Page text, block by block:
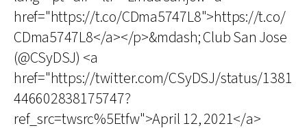
href="https://t.co/CDma5747L8">https://t.co/
CDma5747L8</a></p>&mdash; Club San Jose
(@CSyDSJ) <a
href="https://twitter.com/CSyDSJ/status/1381
446602838175747?
ref_src=twsrc%5Etfw">April 12, 2021</a>